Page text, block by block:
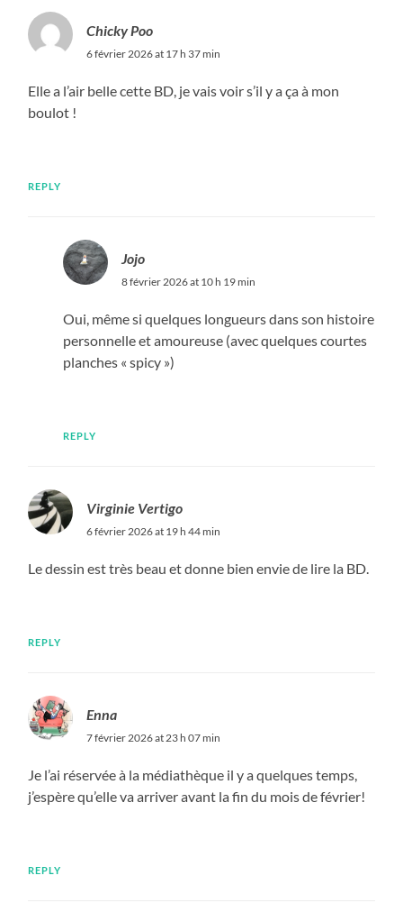
Chicky Poo
6 février 2026 at 17 h 37 min
Elle a l’air belle cette BD, je vais voir s’il y a ça à mon
boulot !
REPLY
Jojo
8 février 2026 at 10 h 19 min
Oui, même si quelques longueurs dans son histoire
personnelle et amoureuse (avec quelques courtes
planches « spicy »)
REPLY
Virginie Vertigo
6 février 2026 at 19 h 44 min
Le dessin est très beau et donne bien envie de lire la BD.
REPLY
Enna
7 février 2026 at 23 h 07 min
Je l’ai réservée à la médiathèque il y a quelques temps,
j’espère qu’elle va arriver avant la fin du mois de février!
REPLY